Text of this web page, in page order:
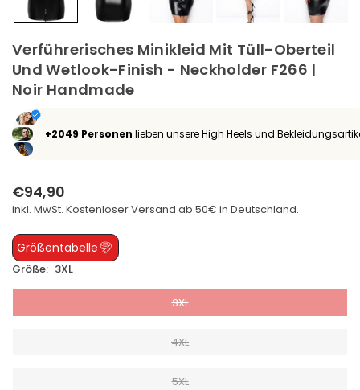
Verführerisches Minikleid Mit Tüll-Oberteil
Und Wetlook-Finish - Neckholder F266 |
Noir Handmade
+2049 Personen lieben unsere High Heels und
Normaler
Preis
€94,90
inkl. MwSt. KostenloserVersand ab 50€ in Deutschland.
Größentabelle
Größe: 3XL
3XL
4XL
5XL